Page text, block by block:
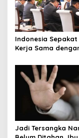
Indonesia
Kerja Sama
hingga Ekonomi
Jadi Tersangka